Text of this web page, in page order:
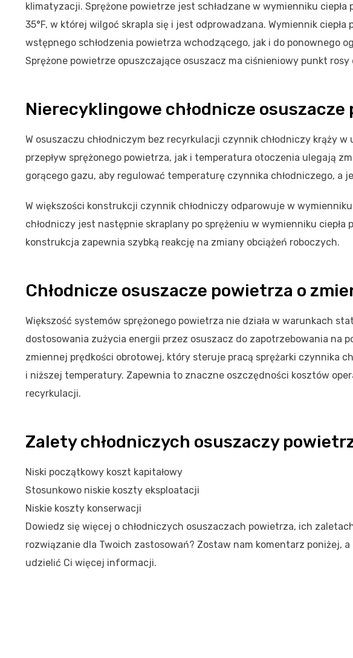
klimatyzacji. Sprężone powietrze jest schładzane w wymienniku
35°F, w której wilgoć skrapla się i jest odprowadzana. Wymiennik
wstępnego schłodzenia powietrza wchodzącego, jak i do ponownego
Sprężone powietrze opuszczające osuszacz ma ciśnieniowy punkt rosy
Nierecyklingowe chłodnicze osuszacze
W osuszaczu chłodniczym bez recyrkulacji czynnik chłodniczy krąży w
przepływ sprężonego powietrza, jak i temperatura otoczenia ulegają
gorącego gazu, aby regulować temperaturę czynnika chłodniczego, a
W większości konstrukcji czynnik chłodniczy odparowuje w
chłodniczy jest następnie skraplany po sprężeniu w wymienniku
konstrukcja zapewnia szybką reakcję na zmiany obciążeń roboczych.
Chłodnicze osuszacze powietrza o
Większość systemów sprężonego powietrza nie działa w warunkach
dostosowania zużycia energii przez osuszacz do zapotrzebowania na
zmiennej prędkości obrotowej, który steruje pracą sprężarki czynnika
i niższej temperatury. Zapewnia to znaczne oszczędności kosztów
recyrkulacji.
Zalety chłodniczych osuszaczy
Niski początkowy koszt kapitałowy
Stosunkowo niskie koszty eksploatacji
Niskie koszty konserwacji
Dowiedz się więcej o chłodniczych osuszaczach powietrza, ich
rozwiązanie dla Twoich zastosowań? Zostaw nam komentarz poniżej,
udzielić Ci więcej informacji.